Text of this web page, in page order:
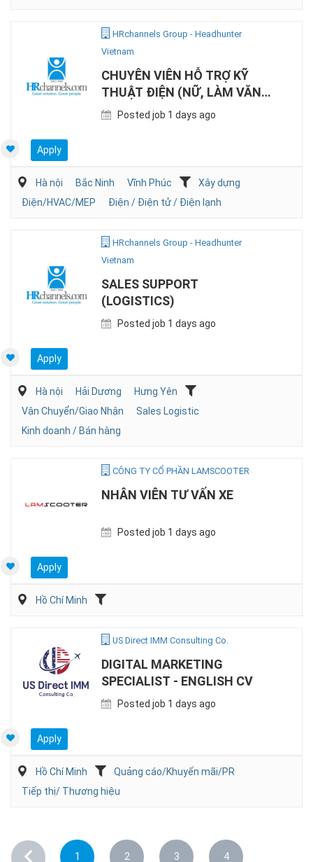
HRchannels Group - Headhunter
Vietnam
CHUYÊN VIÊN HỖ TRỢ KỸ
THUẬT ĐIỆN (NỮ, LÀM VĂN
PHÒNG)
Posted job 1 days ago
Apply
Hà nội Bắc Ninh Vĩnh Phúc
Xây dựng
Điện/HVAC/MEP
Điện / Điện tử / Điện lạnh
HRchannels Group - Headhunter
Vietnam
SALES SUPPORT
(LOGISTICS)
Posted job 1 days ago
Apply
Hà nội Hải Dương
Hưng Yên
Vận Chuyển/Giao Nhận
Sales Logistic
Kinh doanh / Bán hàng
CÔNG TY CỔ PHẦN LAMSCOOTER
NHÂN VIÊN TƯ VẤN XE
Posted job 1 days ago
Apply
Hồ Chí Minh
US Direct IMM Consulting Co.
DIGITAL MARKETING
SPECIALIST - ENGLISH CV
Posted job 1 days ago
Apply
Hồ Chí Minh
Quảng cáo/Khuyến mãi/PR
Tiếp thị/ Thương hiệu
1 2 3 4